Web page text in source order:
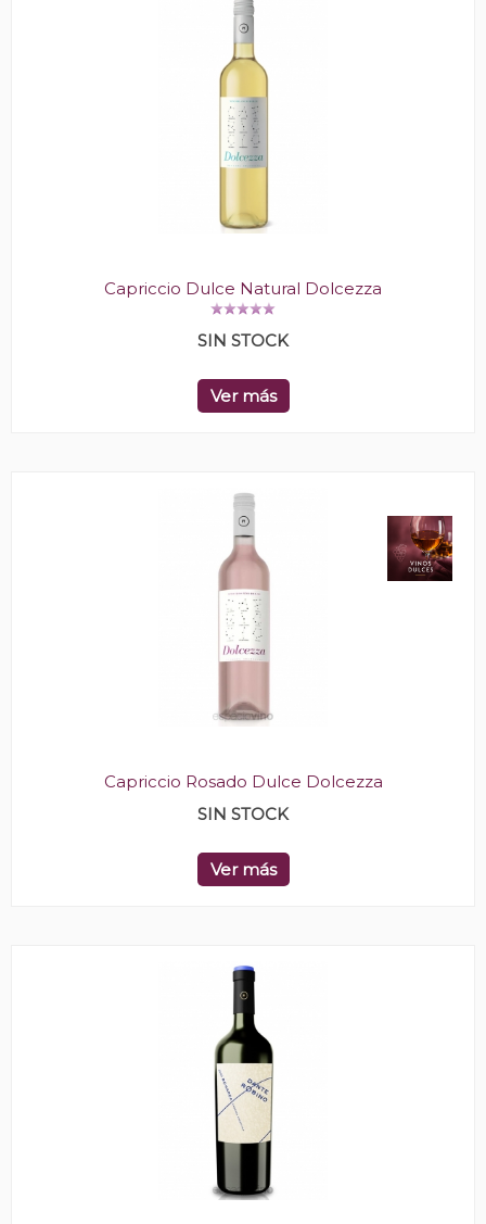
Capriccio Dulce Natural Dolcezza
SIN STOCK
Ver más
Capriccio Rosado Dulce Dolcezza
SIN STOCK
Ver más